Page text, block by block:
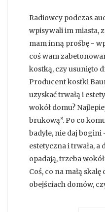
Radiowcy podczas
wpisywali im miasta,
mam inną prośbę -
coś wam
kostką, czy usunięto
Producent kostki
uzyskać trwałą i
wokół domu?
brukową”. Po co
badyle, nie daj bogini
estetyczna i trwała, a
opadają, trzeba
Coś, co na małą
obejściach domów,